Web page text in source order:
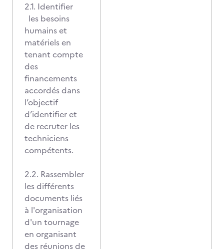
2.1. Identifier
les besoins
humains et
matériels en
tenant compte
des
financements
accordés dans
l’objectif
d’identifier et
de recruter les
techniciens
compétents.
2.2. Rassembler
les différents
documents liés
à l'organisation
d'un tournage
en organisant
des réunions de